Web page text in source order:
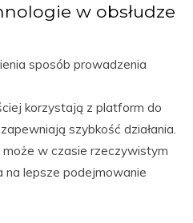
w obsłudze
sposób prowadzenia
korzystają z platform do
szybkość działania.
w czasie rzeczywistym
na lepsze podejmowanie